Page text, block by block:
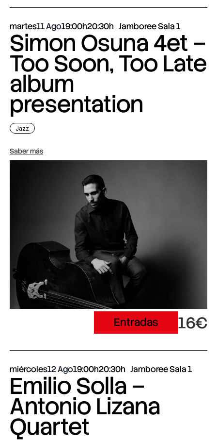
martes11 Ago19:00h20:30h Jamboree Sala 1
Simon Osuna 4et –
Too Soon, Too Late
album
presentation
Jazz
Saber más
Entradas 16€
miércoles12 Ago19:00h20:30h Jamboree Sala 1
Emilio Solla –
Antonio Lizana
Quartet